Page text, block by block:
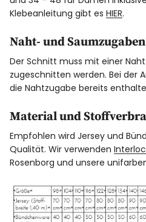
Klebeanleitung gibt esHIER.
Naht- und Saumzugaben
Der Schnitt muss mit einer
zugeschnitten werden. Bei der
die Nahtzugabe bereits
Material und
Empfohlen wird Jersey und
Qualität. Wir verwenden
Rosenborg und unsere